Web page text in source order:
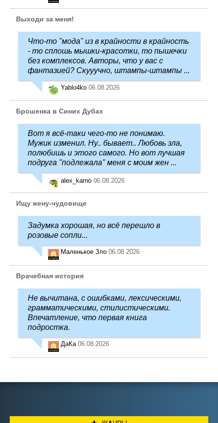
Выходи за меня!
Что-то "мода" из в крайности в крайность
- то сплошь мышки-красотки, то пышечки
без комплексов. Авторы, что у вас с
фантазией? Скууучно, штампы-штампы ...
Yablo4ko 06.08.2026
Брошенка в Синих Дубах
Вот я всё-таки чего-то не понимаю.
Мужик изменил. Ну.. бывает.. Любовь зла,
полюбишь и этого самого. Но вот лучшая
подруга "подлежала" меня с моим жен ...
alex_karno 06.08.2026
Ищу жену-чудовище
Задумка хорошая, но всё перешло в
розовые сопли...
Маленькое Зло 06.08.2026
Врачебная история
Не вычитана, с ошибками, лексическими,
грамматическими, стилистическими.
Впечатление, что первая книга
подростка.
ДаКа 06.08.2026